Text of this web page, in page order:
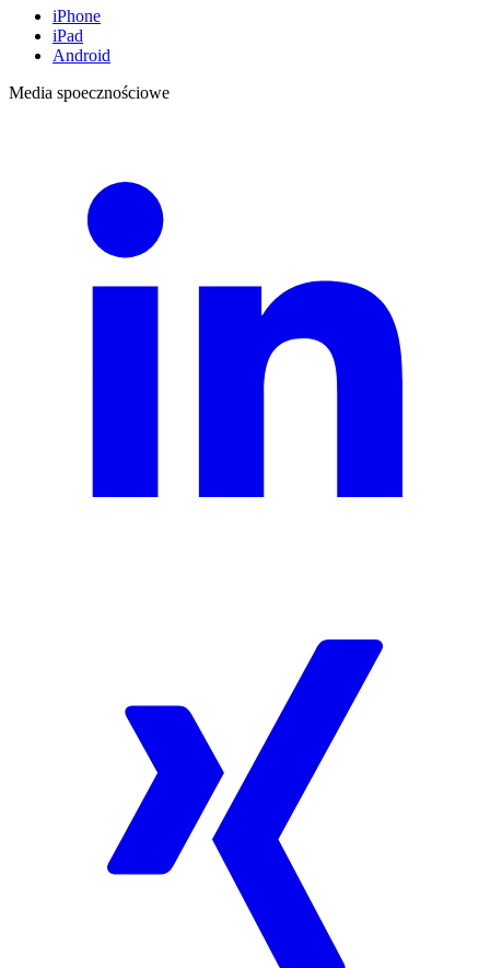
iPhone
iPad
Android
Media spoecznościowe